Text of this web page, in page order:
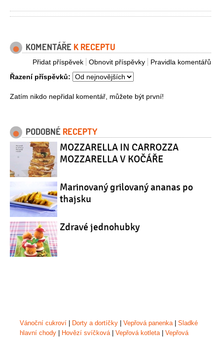
KOMENTÁŘE K RECEPTU
Pravidla komentářů
Obnovit příspěvky
Přidat příspěvek
Řazení příspěvků:
Zatím nikdo nepřidal komentář, můžete být první!
PODOBNÉ RECEPTY
MOZZARELLA IN CARROZZA
MOZZARELLA V KOČÁŘE
Marinovaný grilovaný ananas po
thajsku
Zdravé jednohubky
Vánoční cukroví | Dorty a dortíčky | Vepřová panenka | Sladké
hlavní chody | Hovězí svíčková | Vepřová kotleta | Vepřová